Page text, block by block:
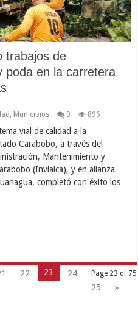
trabajos de
poda en la carretera
, Municipios 0 896
vial de calidad a la
Carabobo, a través del
Mantenimiento y
(Invialca), y en alianza
completó con éxito los
Page 23 of 75
22 23
24
25
»